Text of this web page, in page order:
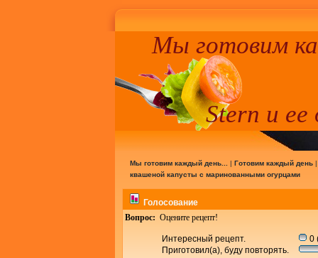
Мы готовим
Stern и ее
Мы готовим каждый день... | Готовим каждый день
квашеной капусты с маринованными огурцами
Голосование
Вопрос: Оцените рецепт!
Интересный рецепт.
0
Приготовил(а), буду повторять.